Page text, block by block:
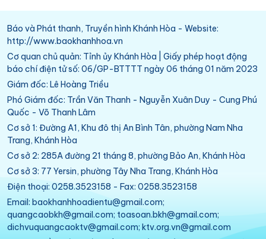
Báo và Phát thanh, Truyền hình Khánh Hòa - Website:
http://www.baokhanhhoa.vn
Cơ quan chủ quản: Tỉnh ủy Khánh Hòa | Giấy phép hoạt động
báo chí điện tử số: 06/GP-BTTTT ngày 06 tháng 01 năm 2023
Giám đốc: Lê Hoàng Triều
Phó Giám đốc: Trần Văn Thanh - Nguyễn Xuân Duy - Cung Phú
Quốc - Võ Thanh Lâm
Cơ sở 1: Đường A1, Khu đô thị An Bình Tân, phường Nam Nha
Trang, Khánh Hòa
Cơ sở 2: 285A đường 21 tháng 8, phường Bảo An, Khánh Hòa
Cơ sở 3: 77 Yersin, phường Tây Nha Trang, Khánh Hòa
Điện thoại: 0258.3523158 - Fax: 0258.3523158
Email: baokhanhhoadientu@gmail.com;
quangcaobkh@gmail.com; toasoan.bkh@gmail.com;
dichvuquangcaoktv@gmail.com; ktv.org.vn@gmail.com